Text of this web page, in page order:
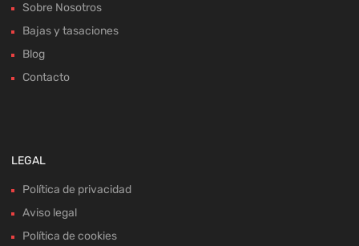
Sobre Nosotros
Bajas y tasaciones
Blog
Contacto
LEGAL
Política de privacidad
Aviso legal
Política de cookies